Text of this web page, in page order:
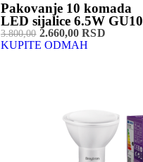
Pakovanje 10 komada
LED sijalice 6.5W GU10
3.800,002.660,00 RSD
KUPITE ODMAH